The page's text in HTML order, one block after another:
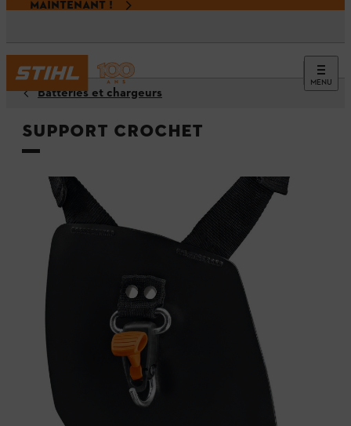
MAINTENANT !
MENU
Batteries et chargeurs
Support crochet